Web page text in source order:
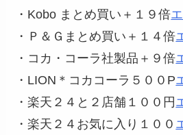
・Kobo まとめ買い＋１９倍
・Ｐ＆Ｇまとめ買い＋１４倍
・コカ・コーラ社製品＋９倍
・LION＊コカコーラ５００P
・楽天２４と２店舗１００円
・楽天２４お気に入り１００